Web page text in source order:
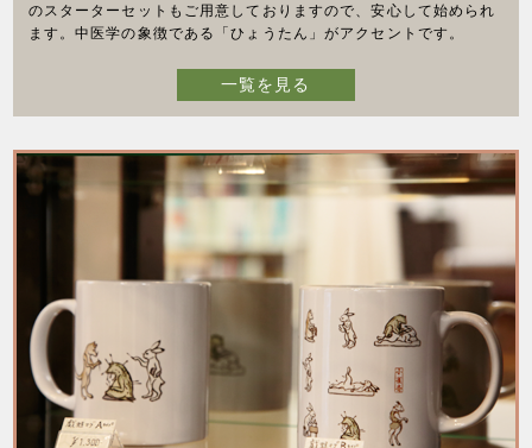
のスターターセットもご用意しておりますので、安心して始められ
ます。中医学の象徴である「ひょうたん」がアクセントです。
一覧を見る